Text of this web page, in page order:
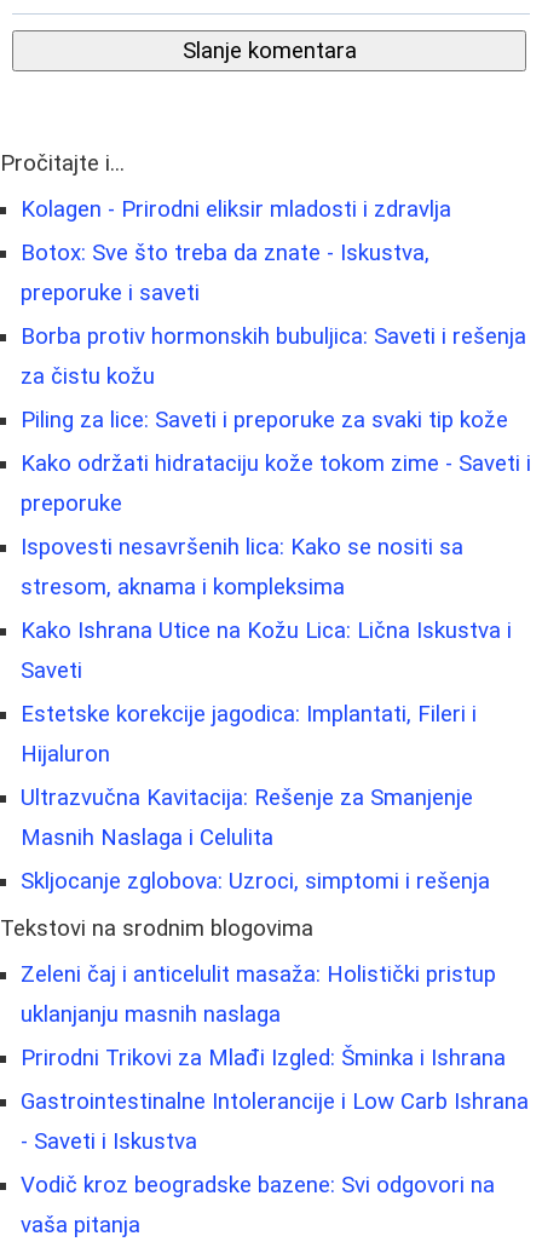
Slanje komentara
Pročitajte i...
Kolagen - Prirodni eliksir mladosti i zdravlja
Botox: Sve što treba da znate - Iskustva,
preporuke i saveti
Borba protiv hormonskih bubuljica: Saveti i rešenja
za čistu kožu
Piling za lice: Saveti i preporuke za svaki tip kože
Kako održati hidrataciju kože tokom zime - Saveti i
preporuke
Ispovesti nesavršenih lica: Kako se nositi sa
stresom, aknama i kompleksima
Kako Ishrana Utice na Kožu Lica: Lična Iskustva i
Saveti
Estetske korekcije jagodica: Implantati, Fileri i
Hijaluron
Ultrazvučna Kavitacija: Rešenje za Smanjenje
Masnih Naslaga i Celulita
Skljocanje zglobova: Uzroci, simptomi i rešenja
Tekstovi na srodnim blogovima
Zeleni čaj i anticelulit masaža: Holistički pristup
uklanjanju masnih naslaga
Prirodni Trikovi za Mlađi Izgled: Šminka i Ishrana
Gastrointestinalne Intolerancije i Low Carb Ishrana
- Saveti i Iskustva
Vodič kroz beogradske bazene: Svi odgovori na
vaša pitanja